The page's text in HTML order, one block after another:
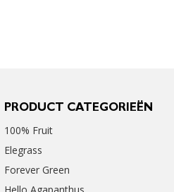
PRODUCT CATEGORIEËN
100% Fruit
Elegrass
Forever Green